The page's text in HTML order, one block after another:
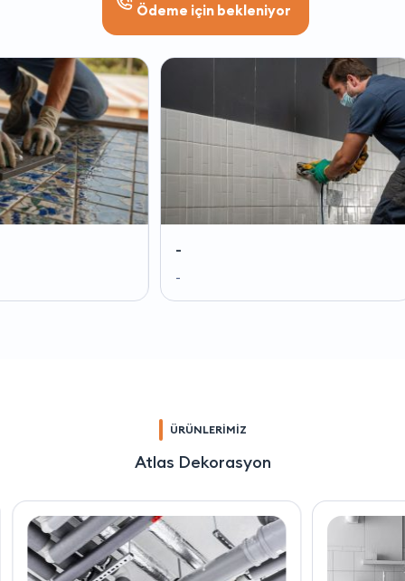
Ödeme için bekleniyor
ÜRÜNLERİMİZ
Atlas Dekorasyon